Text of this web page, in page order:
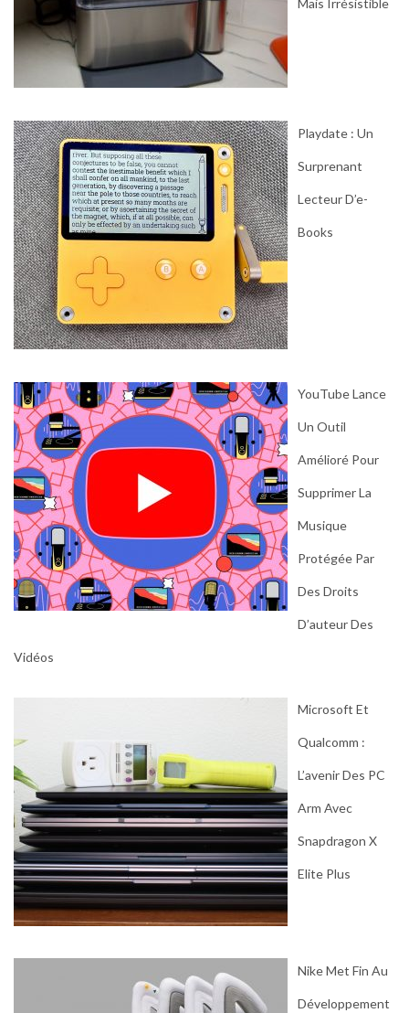
Mais Irrésistible
Playdate : Un
Surprenant
Lecteur D’e-
Books
YouTube Lance
Un Outil
Amélioré Pour
Supprimer La
Musique
Protégée Par
Des Droits
D’auteur Des
Vidéos
Microsoft Et
Qualcomm :
L’avenir Des PC
Arm Avec
Snapdragon X
Elite Plus
Nike Met Fin Au
Développement